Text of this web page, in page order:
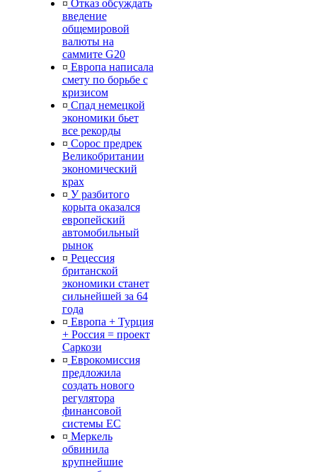
¤ Отказ обсуждать
введение
общемировой
валюты на
саммите G20
¤ Европа написала
смету по борьбе с
кризисом
¤ Спад немецкой
экономики бьет
все рекорды
¤ Сорос предрек
Великобритании
экономический
крах
¤ У разбитого
корыта оказался
европейский
автомобильный
рынок
¤ Рецессия
британской
экономики станет
сильнейшей за 64
года
¤ Европа + Турция
+ Россия = проект
Саркози
¤ Еврокомиссия
предложила
создать нового
регулятора
финансовой
системы ЕС
¤ Меркель
обвинила
крупнейшие